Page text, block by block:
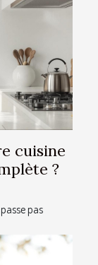
cuisine
?
pas